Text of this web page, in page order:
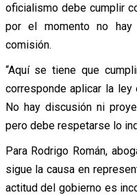
oficialismo debe cumplir
por el momento no
comisión.
“Aquí se tiene que
corresponde aplicar la
No hay discusión ni
pero debe respetarse lo
Para Rodrigo Román,
sigue la causa en
actitud del gobierno es